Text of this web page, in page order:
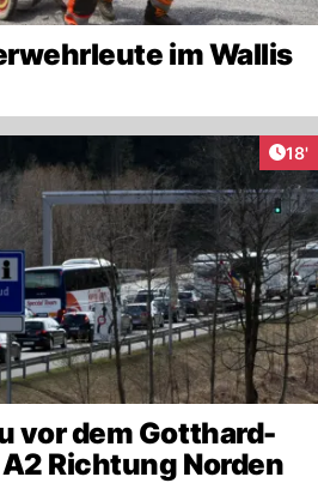
im Wallis
18'
vor dem Gotthard-
Richtung Norden